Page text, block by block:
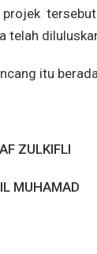
projek
telah
itu
ZULKIFLI
MUHAMAD